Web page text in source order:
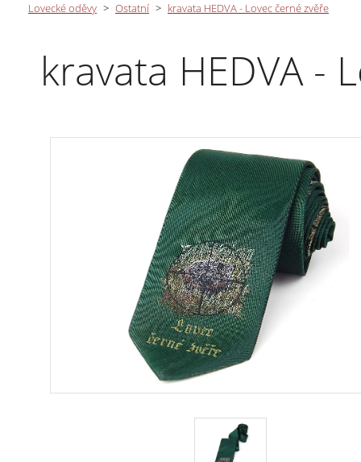
Lovecké oděvy > Ostatní > kravata HEDVA - Lovec černé zvěře
kravata HEDVA -